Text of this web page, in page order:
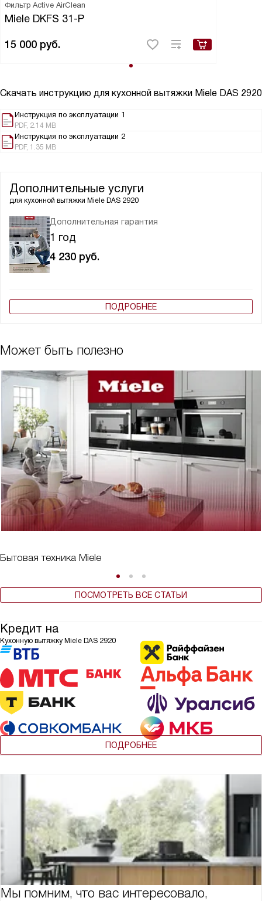
Фильтр Active AirClean
Miele DKFS 31-P
15 000 руб.
Скачать инструкцию для кухонной вытяжки Miele DAS 2920
Инструкция по эксплуатации 1
PDF, 2.14 MB
Инструкция по эксплуатации 2
PDF, 1.35 MB
Дополнительные услуги
для кухонной вытяжки Miele DAS 2920
Дополнительная гарантия
1 год
4 230 руб.
ПОДРОБНЕЕ
Может быть полезно
Бытовая техника Miele
ПОСМОТРЕТЬ ВСЕ СТАТЬИ
Кредит на
Кухонную вытяжку Miele DAS 2920
ПОДРОБНЕЕ
Мы помним, что вас интересовало,